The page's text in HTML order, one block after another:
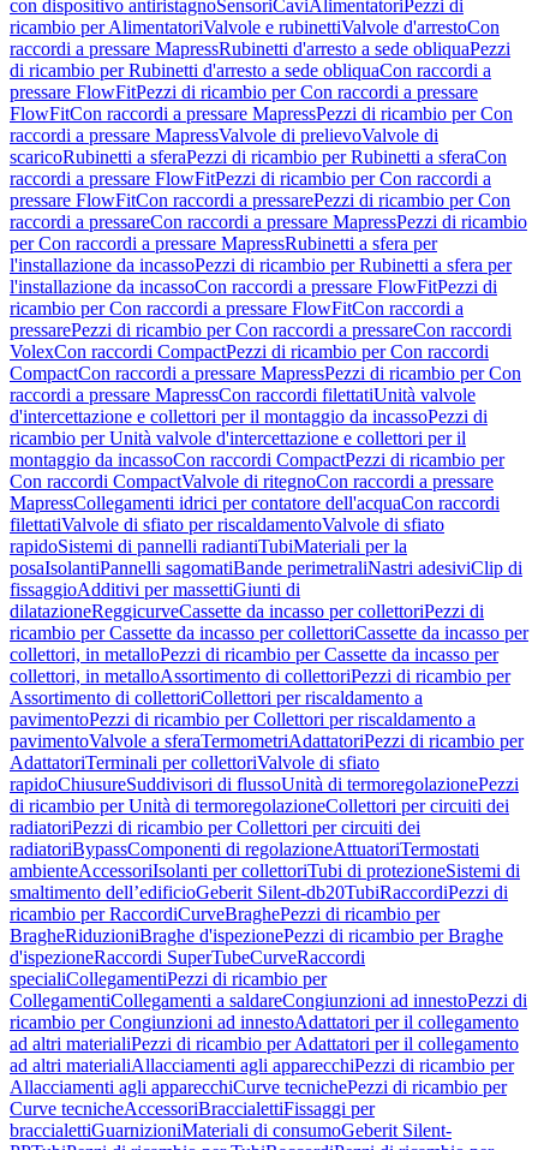
con dispositivo antiristagnoSensoriCaviAlimentatori Pezzi di
ricambio per AlimentatoriValvole e rubinettiValvole d'arrestoCon
raccordi a pressare MapressRubinetti d'arresto a sede obliquaPezzi
di ricambio per Rubinetti d'arresto a sede obliquaCon raccordi a
pressare FlowFitPezzi di ricambio per Con raccordi a pressare
FlowFitCon raccordi a pressare MapressPezzi di ricambio per Con
raccordi a pressare MapressValvole di prelievoValvole di
scaricoRubinetti a sferaPezzi di ricambio per Rubinetti a sferaCon
raccordi a pressare FlowFitPezzi di ricambio per Con raccordi a
pressare FlowFitCon raccordi a pressarePezzi di ricambio per Con
raccordi a pressareCon raccordi a pressare MapressPezzi di ricambio
per Con raccordi a pressare MapressRubinetti a sfera per
l'installazione da incassoPezzi di ricambio per Rubinetti a sfera per
l'installazione da incassoCon raccordi a pressare FlowFitPezzi di
ricambio per Con raccordi a pressare FlowFitCon raccordi a
pressarePezzi di ricambio per Con raccordi a pressareCon raccordi
VolexCon raccordi CompactPezzi di ricambio per Con raccordi
CompactCon raccordi a pressare MapressPezzi di ricambio per Con
raccordi a pressare MapressCon raccordi filettatiUnità valvole
d'intercettazione e collettori per il montaggio da incassoPezzi di
ricambio per Unità valvole d'intercettazione e collettori per il
montaggio da incassoCon raccordi CompactPezzi di ricambio per
Con raccordi CompactValvole di ritegnoCon raccordi a pressare
MapressCollegamenti idrici per contatore dell'acquaCon raccordi
filettatiValvole di sfiato per riscaldamentoValvole di sfiato
rapidoSistemi di pannelli radiantiTubiMateriali per la
posaIsolantiPannelli sagomatiBande perimetraliNastri adesiviClip di
fissaggioAdditivi per massettiGiunti di
dilatazioneReggicurveCassette da incasso per collettoriPezzi di
ricambio per Cassette da incasso per collettoriCassette da incasso per
collettori, in metalloPezzi di ricambio per Cassette da incasso per
collettori, in metalloAssortimento di collettoriPezzi di ricambio per
Assortimento di collettoriCollettori per riscaldamento a
pavimentoPezzi di ricambio per Collettori per riscaldamento a
pavimentoValvole a sferaTermometriAdattatoriPezzi di ricambio per
AdattatoriTerminali per collettoriValvole di sfiato
rapidoChiusureSuddivisori di flussoUnità di termoregolazionePezzi
di ricambio per Unità di termoregolazioneCollettori per circuiti dei
radiatoriPezzi di ricambio per Collettori per circuiti dei
radiatoriBypassComponenti di regolazioneAttuatoriTermostati
ambienteAccessoriIsolanti per collettoriTubi di protezioneSistemi di
smaltimento dell’edificioGeberit Silent-db20TubiRaccordiPezzi di
ricambio per RaccordiCurveBraghePezzi di ricambio per
BragheRiduzioniBraghe d'ispezionePezzi di ricambio per Braghe
d'ispezioneRaccordi SuperTubeCurveRaccordi
specialiCollegamentiPezzi di ricambio per
CollegamentiCollegamenti a saldareCongiunzioni ad innestoPezzi di
ricambio per Congiunzioni ad innestoAdattatori per il collegamento
ad altri materialiPezzi di ricambio per Adattatori per il collegamento
ad altri materialiAllacciamenti agli apparecchiPezzi di ricambio per
Allacciamenti agli apparecchiCurve tecnichePezzi di ricambio per
Curve tecnicheAccessoriBraccialettiFissaggi per
braccialettiGuarnizioniMateriali di consumoGeberit Silent-